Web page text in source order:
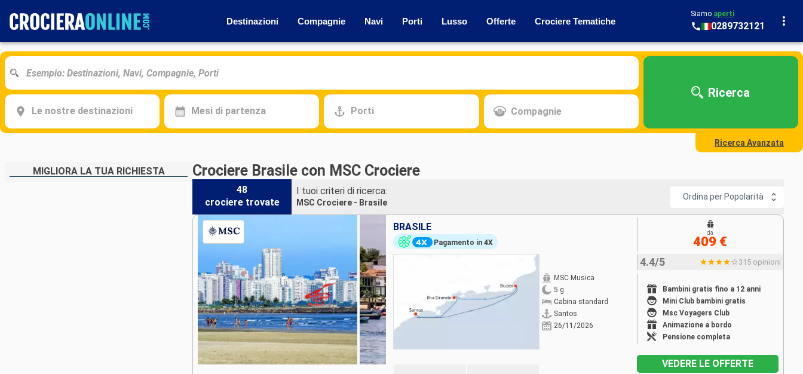
Destinazioni Compagnie Navi Porti Lusso Offerte Crociere Tematiche
Siamo aperti
0289732121
Le nostre destinazioni Mesi di partenza Porti Compagnie
Ricerca
Ricerca Avanzata
MIGLIORA LA TUA RICHIESTA Crociere Brasile con MSC Crociere
48
crociere trovate
I tuoi criteri di ricerca:
MSC Crociere - Brasile
Ordina per Popolarità
BRASILE
Pagamento in 4X
MSC Musica
5 g
Cabina standard
Santos
26/11/2026
4.4/5 315 opinioni
Bambini gratis fino a 12 anni
Mini Club bambini gratis
Msc Voyagers Club
Animazione a bordo
Pensione completa
da
409 €
VEDERE LE OFFERTE